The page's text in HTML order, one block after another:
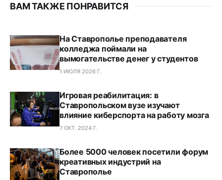
ВАМ ТАКЖЕ ПОНРАВИТСЯ
На Ставрополье преподавателя
колледжа поймали на
вымогательстве денег у студентов
1 ИЮЛЯ 2026 Г.
Игровая реабилитация: в
Ставропольском вузе изучают
влияние киберспорта на работу мозга
7 ОКТ. 2024 Г.
Более 5000 человек посетили форум
креативных индустрий на
Ставрополье